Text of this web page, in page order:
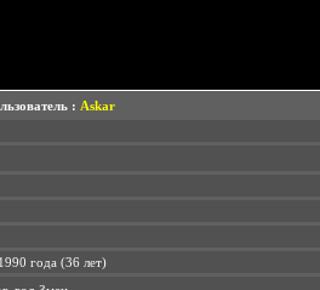
: Askar
года (36 лет)